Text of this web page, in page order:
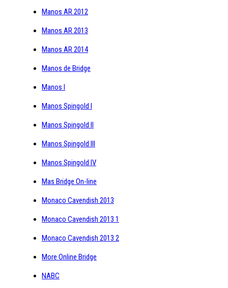
Manos AR 2012
Manos AR 2013
Manos AR 2014
Manos de Bridge
Manos I
Manos Spingold I
Manos Spingold II
Manos Spingold III
Manos Spingold IV
Mas Bridge On-line
Monaco Cavendish 2013
Monaco Cavendish 2013 1
Monaco Cavendish 2013 2
More Online Bridge
NABC